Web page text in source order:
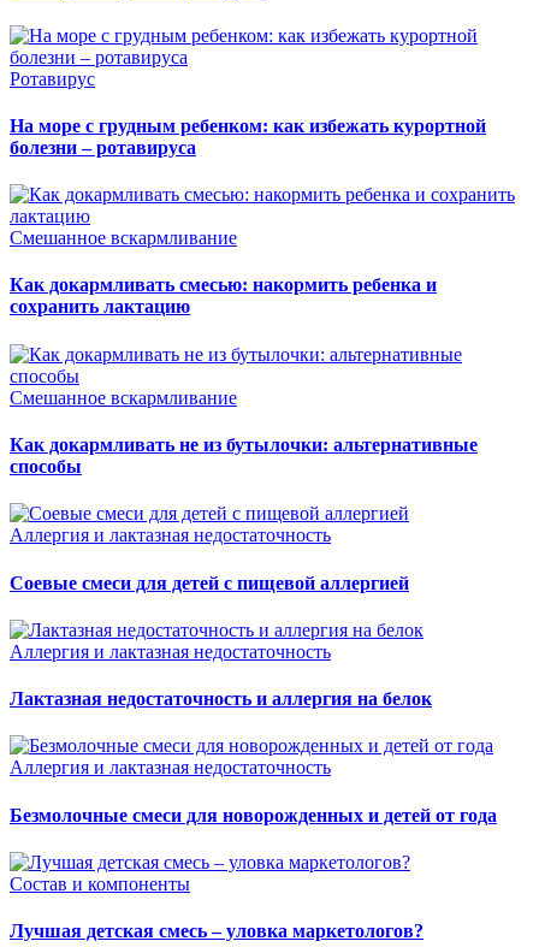
Ротавирус
На море с грудным ребенком: как избежать курортной
болезни – ротавируса
Смешанное вскармливание
Как докармливать смесью: накормить ребенка и
сохранить лактацию
Смешанное вскармливание
Как докармливать не из бутылочки: альтернативные
способы
Аллергия и лактазная недостаточность
Соевые смеси для детей с пищевой аллергией
Аллергия и лактазная недостаточность
Лактазная недостаточность и аллергия на белок
Аллергия и лактазная недостаточность
Безмолочные смеси для новорожденных и детей от года
Состав и компоненты
Лучшая детская смесь – уловка маркетологов?